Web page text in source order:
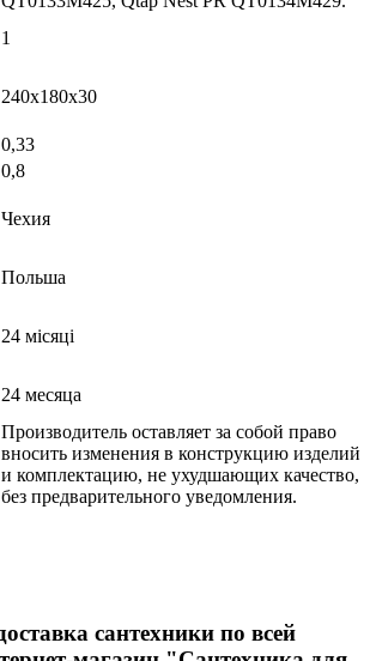
1
240х180х30
0,33
0,8
Чехия
Польша
24 місяці
24 месяца
Производитель оставляет за собой право
вносить изменения в конструкцию изделий
и комплектацию, не ухудшающих качество,
без предварительного уведомления.